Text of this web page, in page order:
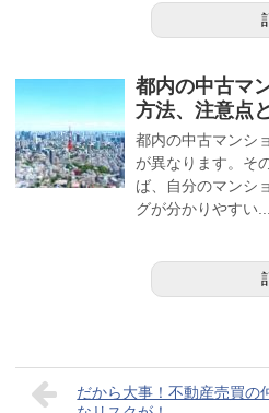
都内の中古マ
方法、注意点
都内の中古マンシ
が異なります。そ
ば、自分のマンシ
グが分かりやすい...
だから大事！不動産売買の